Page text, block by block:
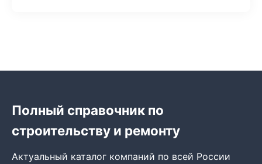
Полный справочник по
строительству и ремонту
Актуальный каталог компаний по всей России